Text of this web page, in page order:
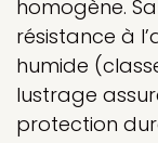
homogène. Sa
résistance à
humide
lustrage
protection